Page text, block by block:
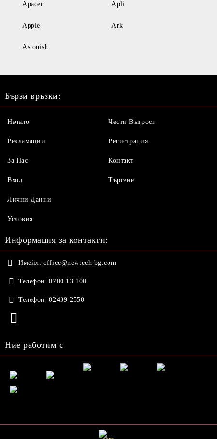
Apacer Apli
Apple Ark
Astonish
Бързи връзки:
Начало
Рекламации
За Нас
Вход
Чести Въпроси
Регистрация
Контакт
Търсене
Лични Данни
Условия
Информация за контакти:
Имейл: office@newtech-bg.com
Телефон: 0700 13 100
Телефон: 02439 2550
Ние работим с